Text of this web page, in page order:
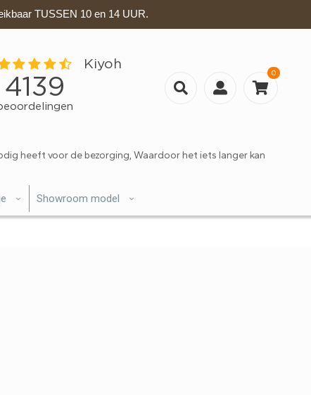
TUSSEN 10 en 14 UUR.
0
heeft voor de bezorging, Waardoor het iets langer kan
Showroom model